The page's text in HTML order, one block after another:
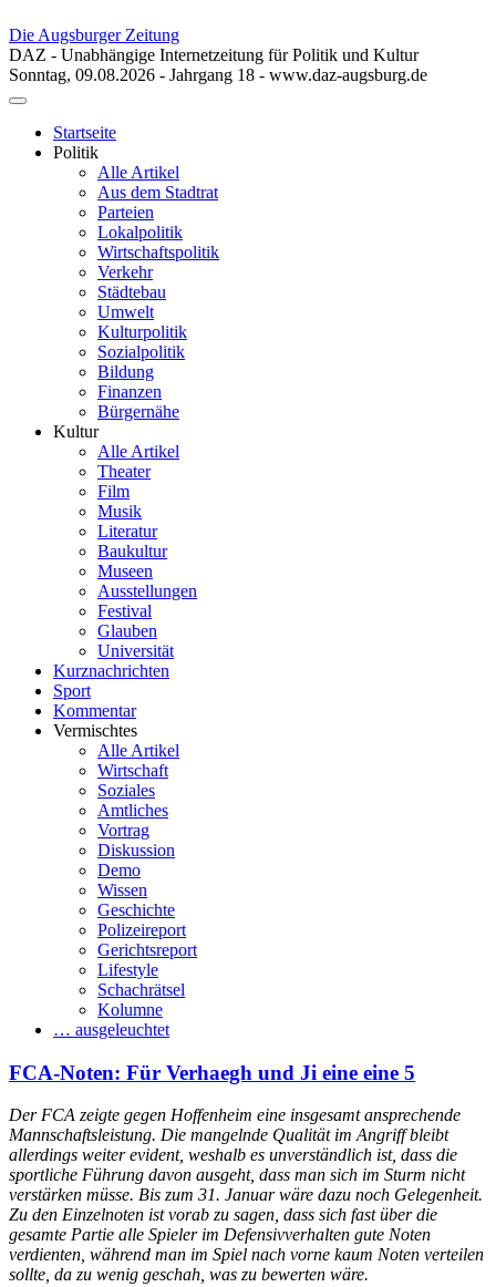
Die Augsburger Zeitung
DAZ - Unabhängige Internetzeitung für Politik und Kultur
Sonntag, 09.08.2026 - Jahrgang 18 - www.daz-augsburg.de
Toggle
navigationStartseite
Politik
Alle Artikel
Aus dem Stadtrat
Parteien
Lokalpolitik
Wirtschaftspolitik
Verkehr
Städtebau
Umwelt
Kulturpolitik
Sozialpolitik
Bildung
Finanzen
Bürgernähe
Kultur
Alle Artikel
Theater
Film
Musik
Literatur
Baukultur
Museen
Ausstellungen
Festival
Glauben
Universität
Kurznachrichten
Sport
Kommentar
Vermischtes
Alle Artikel
Wirtschaft
Soziales
Amtliches
Vortrag
Diskussion
Demo
Wissen
Geschichte
Polizeireport
Gerichtsreport
Lifestyle
Schachrätsel
Kolumne
… ausgeleuchtet
FCA-Noten: Für Verhaegh und Ji eine eine 5
Der FCA zeigte gegen Hoffenheim eine insgesamt ansprechende
Mannschaftsleistung. Die mangelnde Qualität im Angriff bleibt
allerdings weiter evident, weshalb es unverständlich ist, dass die
sportliche Führung davon ausgeht, dass man sich im Sturm nicht
verstärken müsse. Bis zum 31. Januar wäre dazu noch Gelegenheit.
Zu den Einzelnoten ist vorab zu sagen, dass sich fast über die
gesamte Partie alle Spieler im Defensivverhalten gute Noten
verdienten, während man im Spiel nach vorne kaum Noten verteilen
sollte, da zu wenig geschah, was zu bewerten wäre.